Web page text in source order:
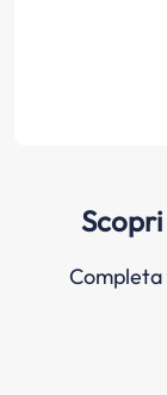
Completa